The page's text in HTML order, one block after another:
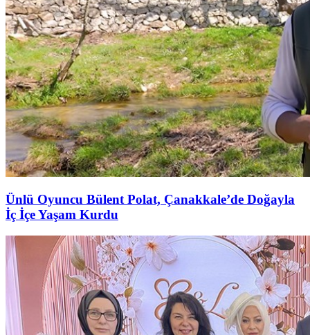
Ünlü Oyuncu Bülent Polat, Çanakkale’de Doğayla
İç İçe Yaşam Kurdu